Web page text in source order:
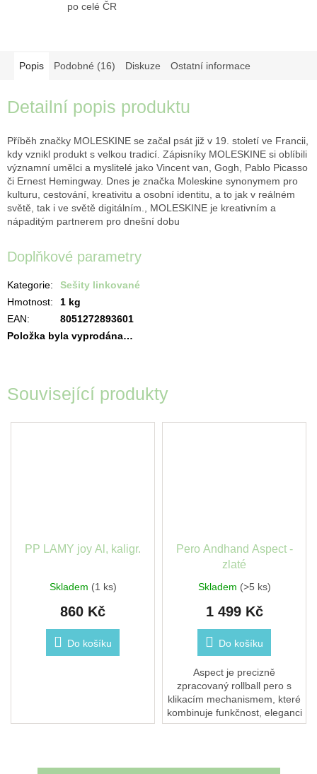
po celé ČR
Související produkty
PP LAMY joy Al, kaligr.
Skladem (1 ks)
860 Kč
Do košíku
Pero Andhand Aspect -
zlaté
Skladem (>5 ks)
1 499 Kč
Do košíku
Aspect je precizně
zpracovaný rollball pero s
klikacím mechanismem, které
kombinuje funkčnost, eleganci
a radost z každodenního
Popis Podobné (16) Diskuze Ostatní informace
Detailní popis produktu
Příběh značky MOLESKINE se začal psát již v 19. století ve Francii,
kdy vznikl produkt s velkou tradicí. Zápisníky MOLESKINE si oblíbili
významní umělci a myslitelé jako Vincent van, Gogh, Pablo Picasso
či Ernest Hemingway. Dnes je značka Moleskine synonymem pro
kulturu, cestování, kreativitu a osobní identitu, a to jak v reálném
světě, tak i ve světě digitálním., MOLESKINE je kreativním a
nápaditým partnerem pro dnešní dobu
Doplňkové parametry
Kategorie:
Sešity linkované
Hmotnost:
1 kg
EAN:
8051272893601
Položka byla vyprodána…